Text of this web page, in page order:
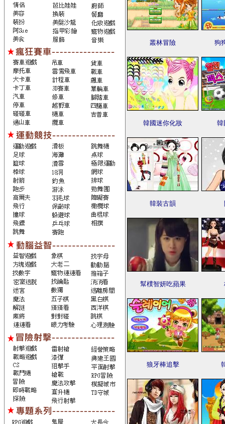
叢林冒險 狗
韓國迷你化妝 韓
韓裝古韻
幫樸智妍吃蘋果
狼牙棒追擊